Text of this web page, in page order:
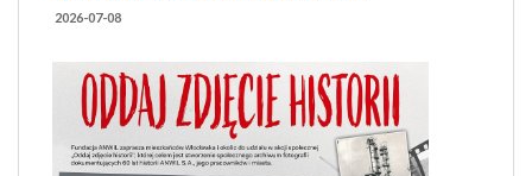
2026-07-08